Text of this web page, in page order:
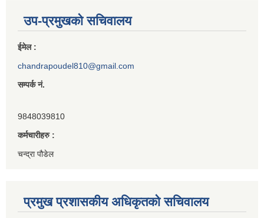
उप-प्रमुखको सचिवालय
ईमेल :
chandrapoudel810@gmail.com
सम्पर्क नं.
9848039810
कर्मचारीहरु :
चन्द्रा पौडेल
प्रमुख प्रशासकीय अधिकृतको सचिवालय